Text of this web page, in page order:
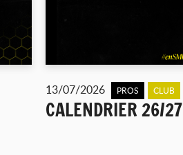
13/07/2026 PROS CLUB
CALENDRIER 26/27